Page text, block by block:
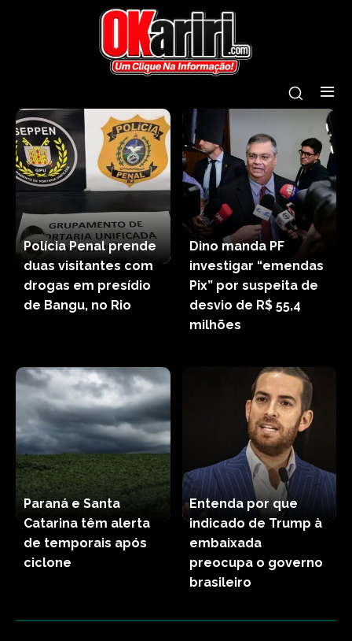
Polícia Penal prende
duas visitantes com
drogas em presídio
de Bangu, no Rio
Dino manda PF
investigar “emendas
Pix” por suspeita de
desvio de R$ 55,4
milhões
Paraná e Santa
Catarina têm alerta
de temporais após
ciclone
Entenda por que
indicado de Trump à
embaixada
preocupa o governo
brasileiro